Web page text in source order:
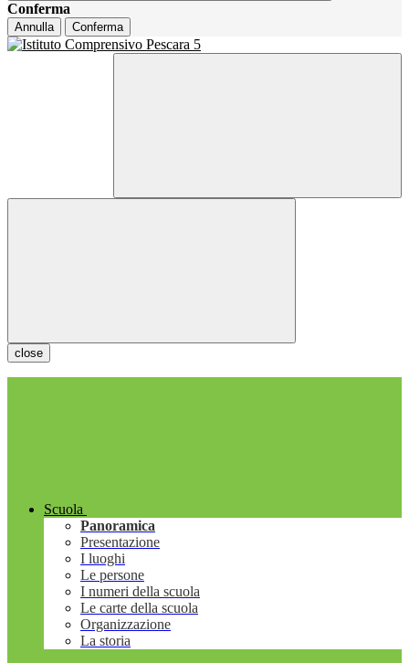
Conferma
Annulla Conferma
close
Scuola
Panoramica
Presentazione
I luoghi
Le persone
I numeri della scuola
Le carte della scuola
Organizzazione
La storia